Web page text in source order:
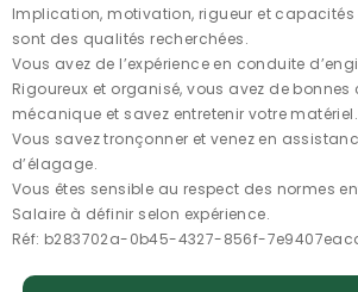
Implication, motivation, rigueur et
sont des qualités recherchées.
Vous avez de l’expérience en conduite
Rigoureux et organisé, vous avez de
mécanique et savez entretenir votre matériel.
Vous savez tronçonner et venez en
d’élagage.
Vous êtes sensible au respect des normes
Salaire à définir selon expérience.
Réf: b283702a-0b45-4327-856f-